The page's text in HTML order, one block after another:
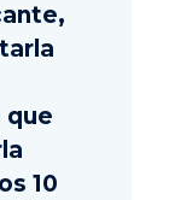
que
10